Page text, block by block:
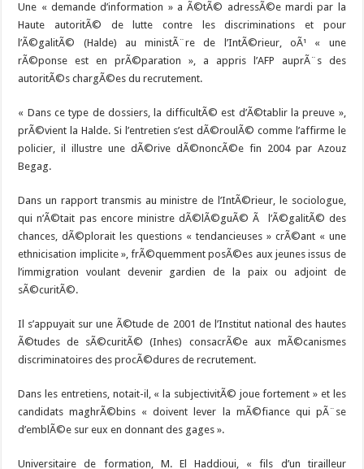
Une « demande d’information » a Ã©tÃ© adressÃ©e mardi par la
Haute autoritÃ© de lutte contre les discriminations et pour
l’Ã©galitÃ© (Halde) au ministÃ¨re de l’IntÃ©rieur, oÃ¹ « une
rÃ©ponse est en prÃ©paration », a appris l’AFP auprÃ¨s des
autoritÃ©s chargÃ©es du recrutement.
« Dans ce type de dossiers, la difficultÃ© est d’Ã©tablir la preuve »,
prÃ©vient la Halde. Si l’entretien s’est dÃ©roulÃ© comme l’affirme le
policier, il illustre une dÃ©rive dÃ©noncÃ©e fin 2004 par Azouz
Begag.
Dans un rapport transmis au ministre de l’IntÃ©rieur, le sociologue,
qui n’Ã©tait pas encore ministre dÃ©lÃ©guÃ© Ã l’Ã©galitÃ© des
chances, dÃ©plorait les questions « tendancieuses » crÃ©ant « une
ethnicisation implicite », frÃ©quemment posÃ©es aux jeunes issus de
l’immigration voulant devenir gardien de la paix ou adjoint de
sÃ©curitÃ©.
Il s’appuyait sur une Ã©tude de 2001 de l’Institut national des hautes
Ã©tudes de sÃ©curitÃ© (Inhes) consacrÃ©e aux mÃ©canismes
discriminatoires des procÃ©dures de recrutement.
Dans les entretiens, notait-il, « la subjectivitÃ© joue fortement » et les
candidats maghrÃ©bins « doivent lever la mÃ©fiance qui pÃ¨se
d’emblÃ©e sur eux en donnant des gages ».
Universitaire de formation, M. El Haddioui, « fils d’un tirailleur